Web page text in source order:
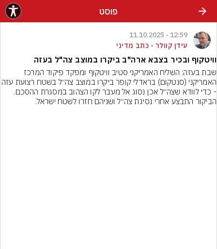
פוסט
12:59 - 11.10.2025
עידן קוולר - כתב מדיני
וויטקוף ובכיר בצבא ארה"ב ביקרו במוצב צה"ל בעזה
הביקור התבצע אחרי נסיגת צה״ל ושניהם חזרו לשטח ישראל.